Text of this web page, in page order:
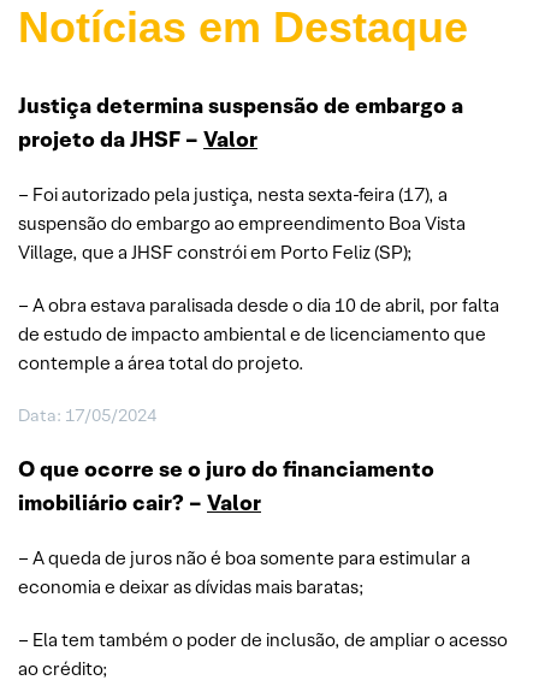
Notícias em Destaque
Justiça determina suspensão de embargo a
projeto da JHSF – Valor
– Foi autorizado pela justiça, nesta sexta-feira (17), a
suspensão do embargo ao empreendimento Boa Vista
Village, que a JHSF constrói em Porto Feliz (SP);
– A obra estava paralisada desde o dia 10 de abril, por falta
de estudo de impacto ambiental e de licenciamento que
contemple a área total do projeto.
Data: 17/05/2024
O que ocorre se o juro do financiamento
imobiliário cair? – Valor
– A queda de juros não é boa somente para estimular a
economia e deixar as dívidas mais baratas;
– Ela tem também o poder de inclusão, de ampliar o acesso
ao crédito;